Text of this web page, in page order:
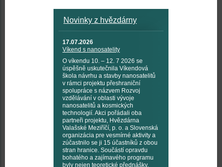
Novinky z hvězdárny
17.07.2026
Víkend s nanosatelity
O víkendu 10. – 12. 7 2026 se
úspěšně uskutečnila Víkendová
škola návrhu a stavby nanosatelitů
v rámci projektu přeshraniční
spolupráce s názvem Rozvoj
vzdělávání v oblasti vývoje
nanosatelitů a kosmických
technologií. Akci pořádali oba
partneři projektu, Hvězdárna
Valašské Meziříčí, p. o. a Slovenská
organizácia pre vesmírné aktivity a
zúčastnilo se ji 15 účastníků z obou
stran hranice. Součástí opravdu
bohatého a zajímavého programu
byly nejen teoretické přednášky,